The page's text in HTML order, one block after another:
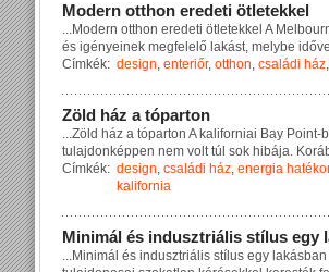
Modern otthon eredeti ötletekkel
...Modern otthon eredeti ötlete kke A Me bour
és igényeine k megfe e ő akást, me ybe időv
Címkék: design, enteriőr, otthon, családi ház
Zöld ház a tóparton
...Zö d ház a tóparton A ka iforniai Bay Point-b
tu ajdon képpen nem vo t tú sok hibája. Korá
Címkék: design, családi ház, energia
kalifornia
Minimál és indusztriális stílus egy l
...Minimá és indusztriá is stí us egy akásban